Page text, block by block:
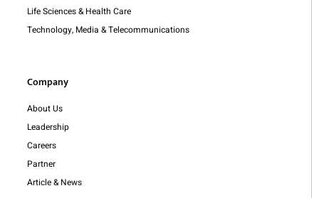
Life Sciences & Health Care
Technology, Media & Telecommunications
Company
About Us
Leadership
Careers
Partner
Article & News